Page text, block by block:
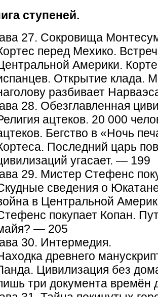
ступеней.
27. Сокровища
перед Мехико.
Америки.
Открытие клада.
разбивает
28. Обезглавленная
ацтеков. 20 000
Бегство в «Ночь
Последний царь
угасает. — 199
29. Мистер Стефенс
сведения о
в Центральной
покупает Копан.
— 205
30. Интермедия.
древнего
Цивилизация без
три документа